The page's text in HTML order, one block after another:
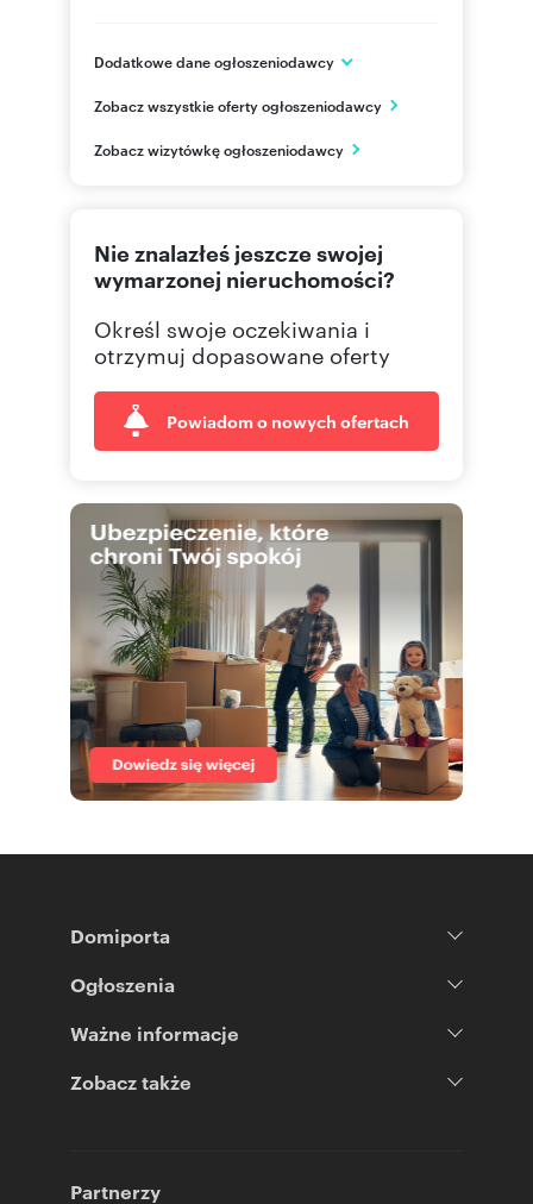
Dodatkowe dane ogłoszeniodawcy
ul. Klonów 102
małopolskie
Zobacz wszystkie oferty ogłoszeniodawcy
Zobacz wizytówkę ogłoszeniodawcy
Nie znalazłeś jeszcze swojej
wymarzonej nieruchomości?
Określ swoje oczekiwania i
otrzymuj dopasowane oferty
Powiadom o nowych ofertach
Domiporta
Ogłoszenia
Ważne informacje
Zobacz także
Partnerzy